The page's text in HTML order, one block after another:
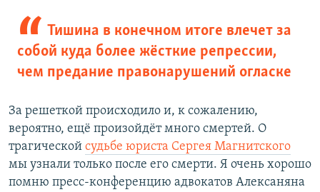
Тишина в конечном итоге влечет за
собой куда более жёсткие репрессии,
чем предание правонарушений огласке
За решеткой происходило и, к сожалению,
вероятно, ещё произойдёт много смертей. О
трагической судьбе юриста Сергея Магнитского
мы узнали только после его смерти. Я очень хорошо
помню пресс-конференцию адвокатов Алексаняна